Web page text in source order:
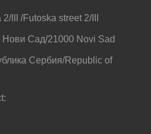
III /Futoska street 2/III
Сад/21000 Novi Sad
Сербия/Republic of